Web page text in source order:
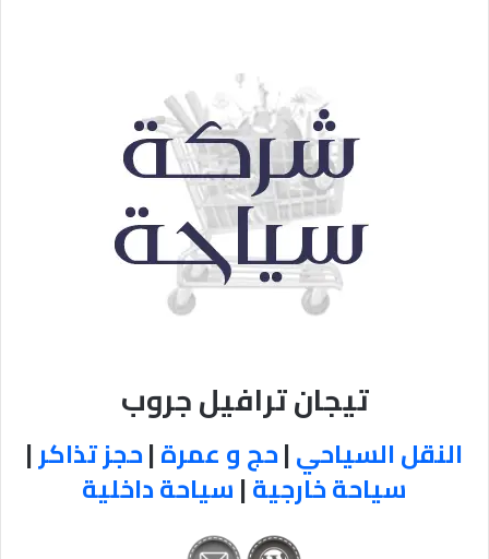
تيجان ترافيل جروب
النقل السياحي|حج و عمرة|حجز تذاكر|
سياحة خارجية|سياحة داخلية